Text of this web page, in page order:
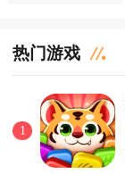
热门游戏
1